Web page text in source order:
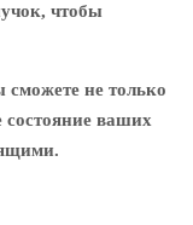
чтобы
не только
состояние ваших